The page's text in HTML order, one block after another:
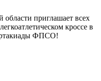
приглашает всех
кроссе в
ФПСО!